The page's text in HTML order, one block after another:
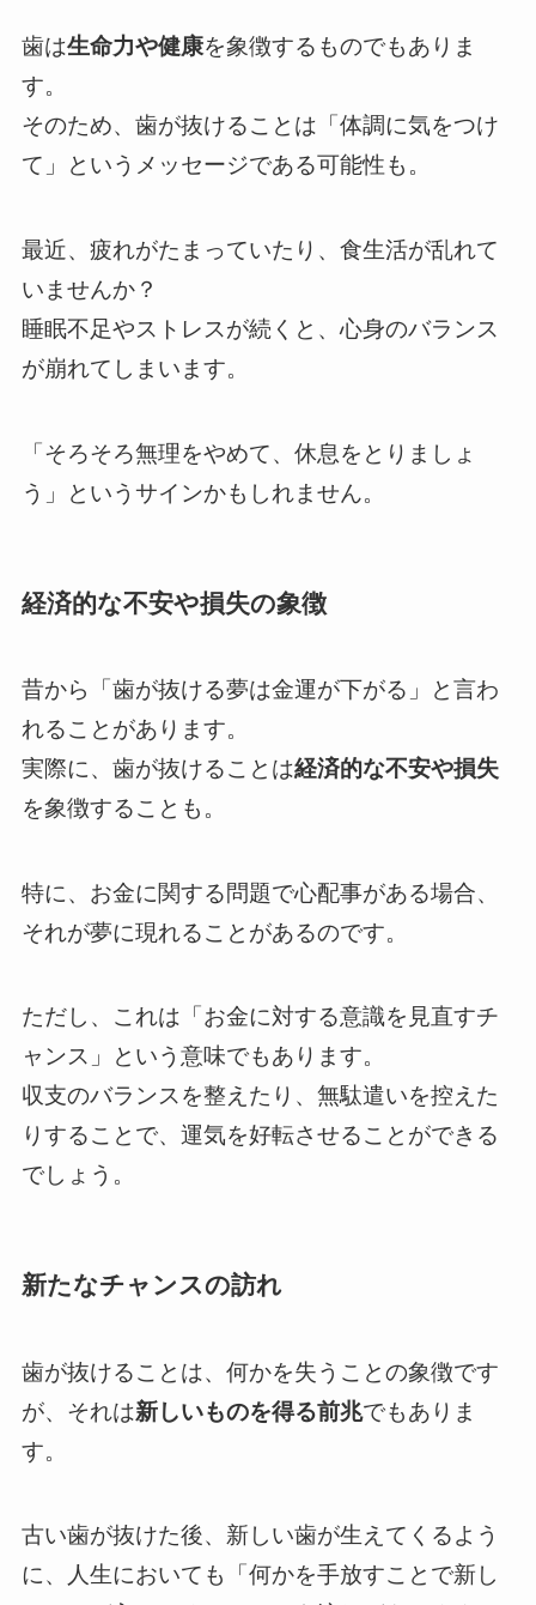
歯は生命力や健康を象徴するものでもありま
す。
そのため、歯が抜けることは「体調に気をつけ
て」というメッセージである可能性も。
最近、疲れがたまっていたり、食生活が乱れて
いませんか？
睡眠不足やストレスが続くと、心身のバランス
が崩れてしまいます。
「そろそろ無理をやめて、休息をとりましょ
う」というサインかもしれません。
経済的な不安や損失の象徴
昔から「歯が抜ける夢は金運が下がる」と言わ
れることがあります。
実際に、歯が抜けることは経済的な不安や損失
を象徴することも。
特に、お金に関する問題で心配事がある場合、
それが夢に現れることがあるのです。
ただし、これは「お金に対する意識を見直すチ
ャンス」という意味でもあります。
収支のバランスを整えたり、無駄遣いを控えた
りすることで、運気を好転させることができる
でしょう。
新たなチャンスの訪れ
歯が抜けることは、何かを失うことの象徴です
が、それは新しいものを得る前兆でもありま
す。
古い歯が抜けた後、新しい歯が生えてくるよう
に、人生においても「何かを手放すことで新し